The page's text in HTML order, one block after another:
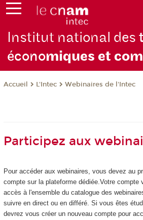
Institut national des
économiques et com
Accueil L'Intec Webinaires de l'Intec
Participez aux
Pour accéder aux webinaires, vous devez au
compte sur la plateforme dédiée.Votre compte
accès à l'ensemble du catalogue des
suivre en direct ou en différé. Si vous êtes
devrez vous créer un nouveau compte pour